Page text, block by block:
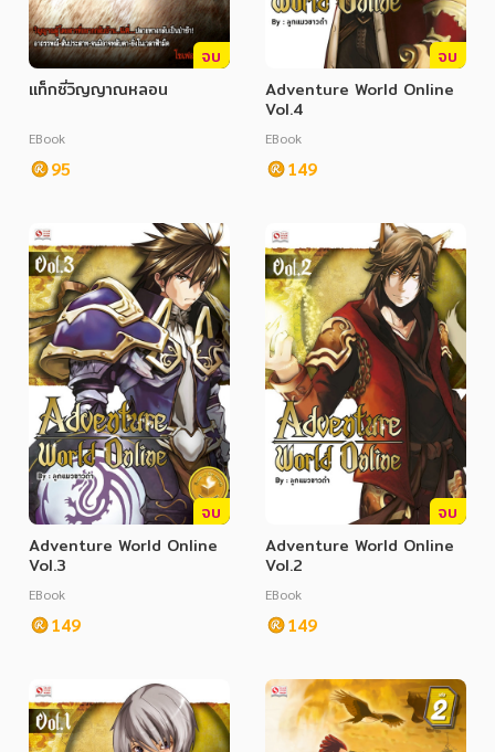
จบ
แท็กซี่วิญญาณหลอน
EBook
95
จบ
Adventure World Online
Vol.4
EBook
149
จบ
Adventure World Online
Vol.3
EBook
149
จบ
Adventure World Online
Vol.2
EBook
149